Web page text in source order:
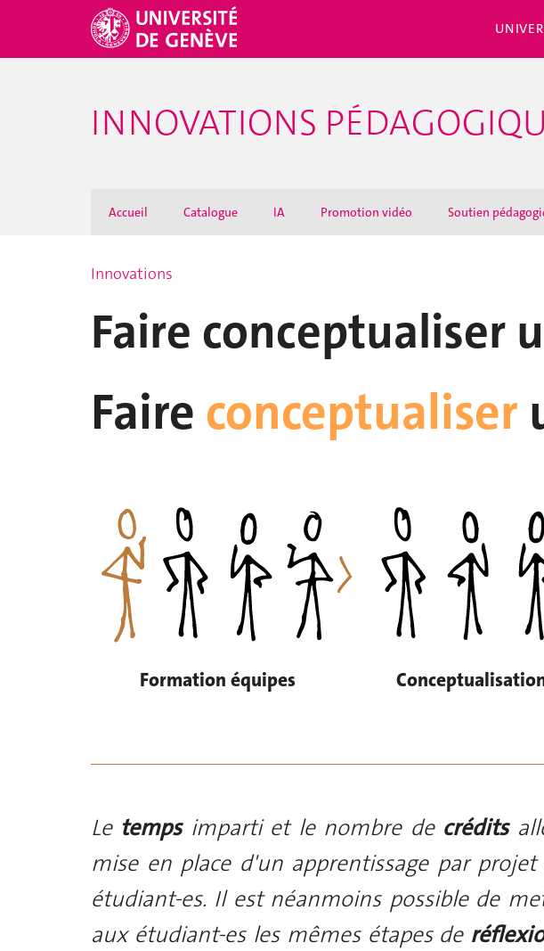
INNOVATIONS
Accueil Catalogue IA Promotion vidéo Soutien
Innovations
Faire conceptualiser
Faire conceptualiser
Formation équipes
Le temps imparti et le nombre de crédits
mise en place d'un apprentissage par
étudiant-es. Il est néanmoins possible de
aux étudiant-es les mêmes étapes de